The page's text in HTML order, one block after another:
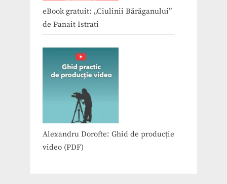
eBook gratuit: „Ciulinii Bărăganului”
de Panait Istrati
Alexandru Dorofte: Ghid de producție
video (PDF)